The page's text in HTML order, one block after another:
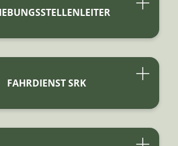
FAHRDIENST SRK